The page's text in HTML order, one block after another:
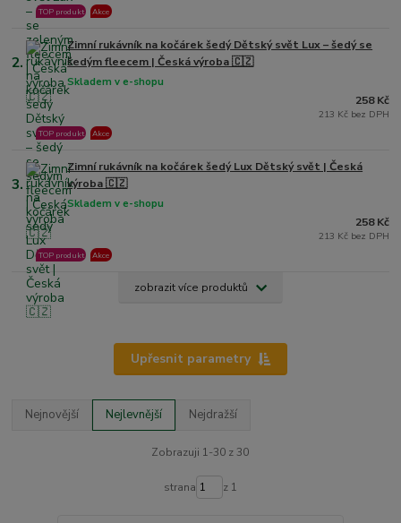
TOP produkt Akce
2.
Zimní rukávník na kočárek šedý Dětský svět Lux – šedý se
šedým fleecem | Česká výroba 🇨🇿
Skladem v e-shopu
TOP produkt Akce
258 Kč
213 Kč bez DPH
3.
Zimní rukávník na kočárek šedý Lux Dětský svět | Česká
výroba 🇨🇿
Skladem v e-shopu
TOP produkt Akce
258 Kč
213 Kč bez DPH
zobrazit více produktů
Upřesnit parametry
Nejnovější Nejlevnější Nejdražší
Zobrazuji 1-30 z 30
strana z 1